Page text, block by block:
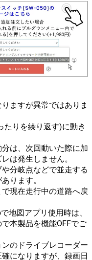
ますが異常ではありま
りを繰り返す)に動き
は、次回動いた際に加
は発生しません。
分岐点などで並走する
ります。
現在走行中の道路へ戻
地図アプリ使用時は、
本製品を機能OFFでご
のドライブレコーダー
になりますが、録画日